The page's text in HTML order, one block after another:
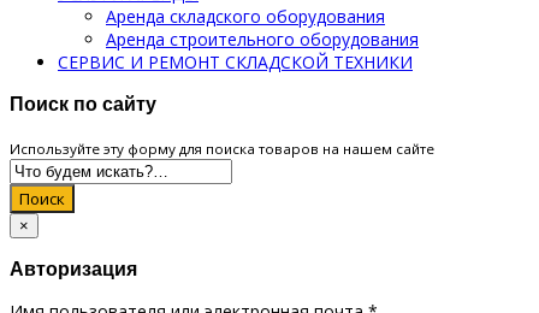
Аренда складского оборудования
Аренда строительного оборудования
СЕРВИС И РЕМОНТ СКЛАДСКОЙ ТЕХНИКИ
Поиск по сайту
Используйте эту форму для поиска товаров на нашем сайте
Поиск
×
Авторизация